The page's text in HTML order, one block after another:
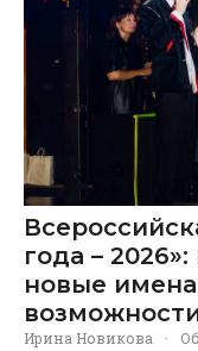
года –
новые
Ирина Новикова ·